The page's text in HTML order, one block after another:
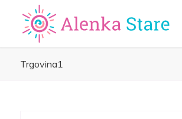
Trgovina1